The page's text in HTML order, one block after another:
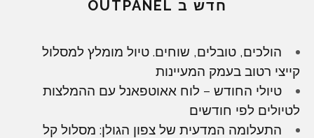
חדש ב OUTPANEL
הולכים, טובלים, שוחים. טיול מומלץ למסלול
קייצי רטוב בעמק המעיינות
טיולי החודש – לוח אאוטפאנל עם ההמלצות
לטיולים לפי חודשים
התעלומה המדעית של צפון הגולן: מסלול קל